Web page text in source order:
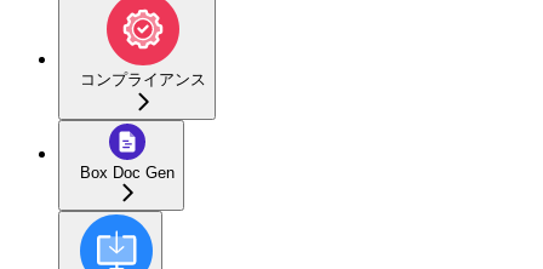
コンプライアンス
Box Doc Gen